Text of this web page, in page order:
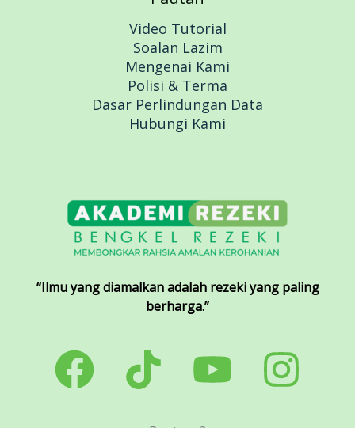
Video Tutorial
Soalan Lazim
Mengenai Kami
Polisi & Terma
Dasar Perlindungan Data
Hubungi Kami
“Ilmu yang diamalkan adalah rezeki yang paling
berharga.”